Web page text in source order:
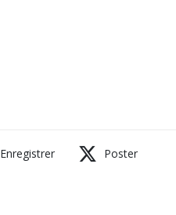
Enregistrer Poster